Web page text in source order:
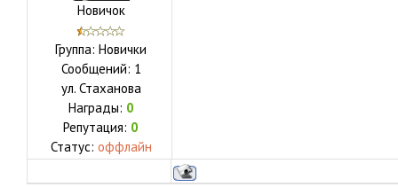
Новичок
Группа: Новички
Сообщений: 1
ул. Стаханова
Награды: 0
Репутация: 0
Статус: оффлайн